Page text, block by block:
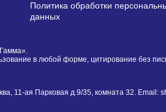
Политика обработки
данных
в любой форме, цитирование без
11-ая Парковая д.9/35, комната 32. Email: